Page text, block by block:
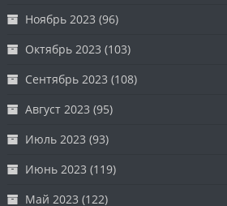
Ноябрь 2023 (96)
Октябрь 2023 (103)
Сентябрь 2023 (108)
Август 2023 (95)
Июль 2023 (93)
Июнь 2023 (119)
Май 2023 (122)